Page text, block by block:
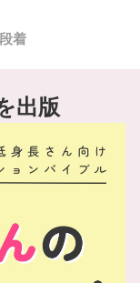
着
出版